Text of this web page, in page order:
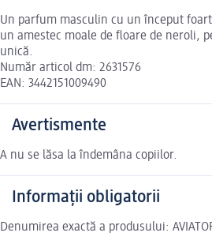
Un parfum masculin cu un început
un amestec moale de floare de neroli,
unică.
Număr articol dm: 2631576
EAN: 3442151009490
Avertismente
A nu se lăsa la îndemâna copiilor.
Informații obligatorii
Denumirea exactă a produsului: